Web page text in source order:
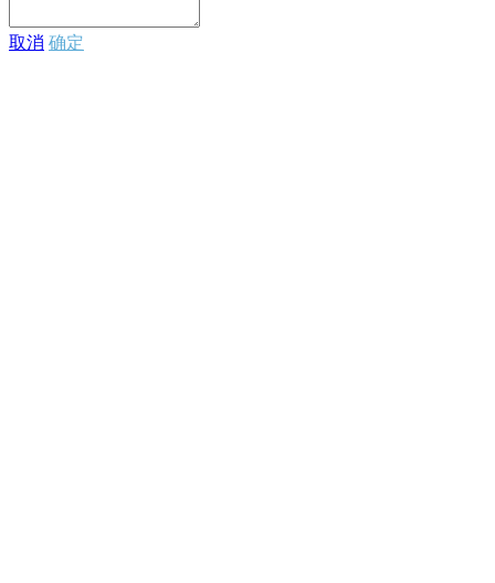
取消 确定